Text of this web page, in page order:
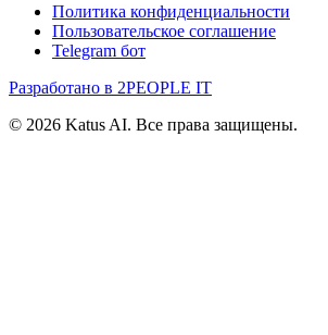
Политика конфиденциальности
Пользовательское соглашение
Telegram бот
Разработано в 2PEOPLE IT
© 2026 Katus AI. Все права защищены.